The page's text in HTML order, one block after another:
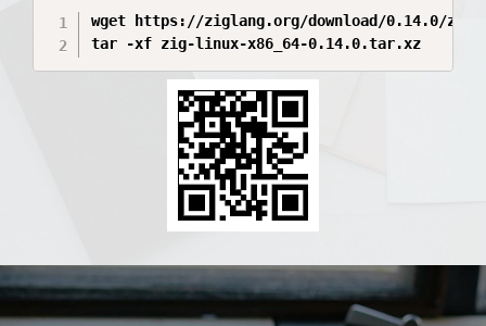
wget https://ziglang.org/download/0.14.0/
tar -xf zig-linux-x86_64-0.14.0.tar.xz